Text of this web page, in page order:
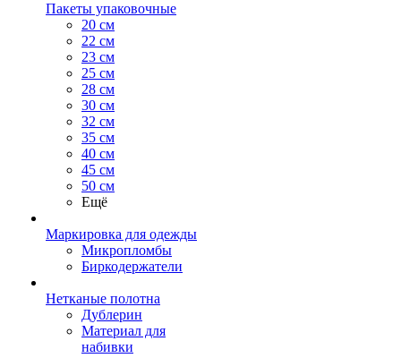
Пакеты упаковочные
20 см
22 см
23 см
25 см
28 см
30 см
32 см
35 см
40 см
45 см
50 см
Ещё
Маркировка для одежды
Микропломбы
Биркодержатели
Нетканые полотна
Дублерин
Материал для
набивки